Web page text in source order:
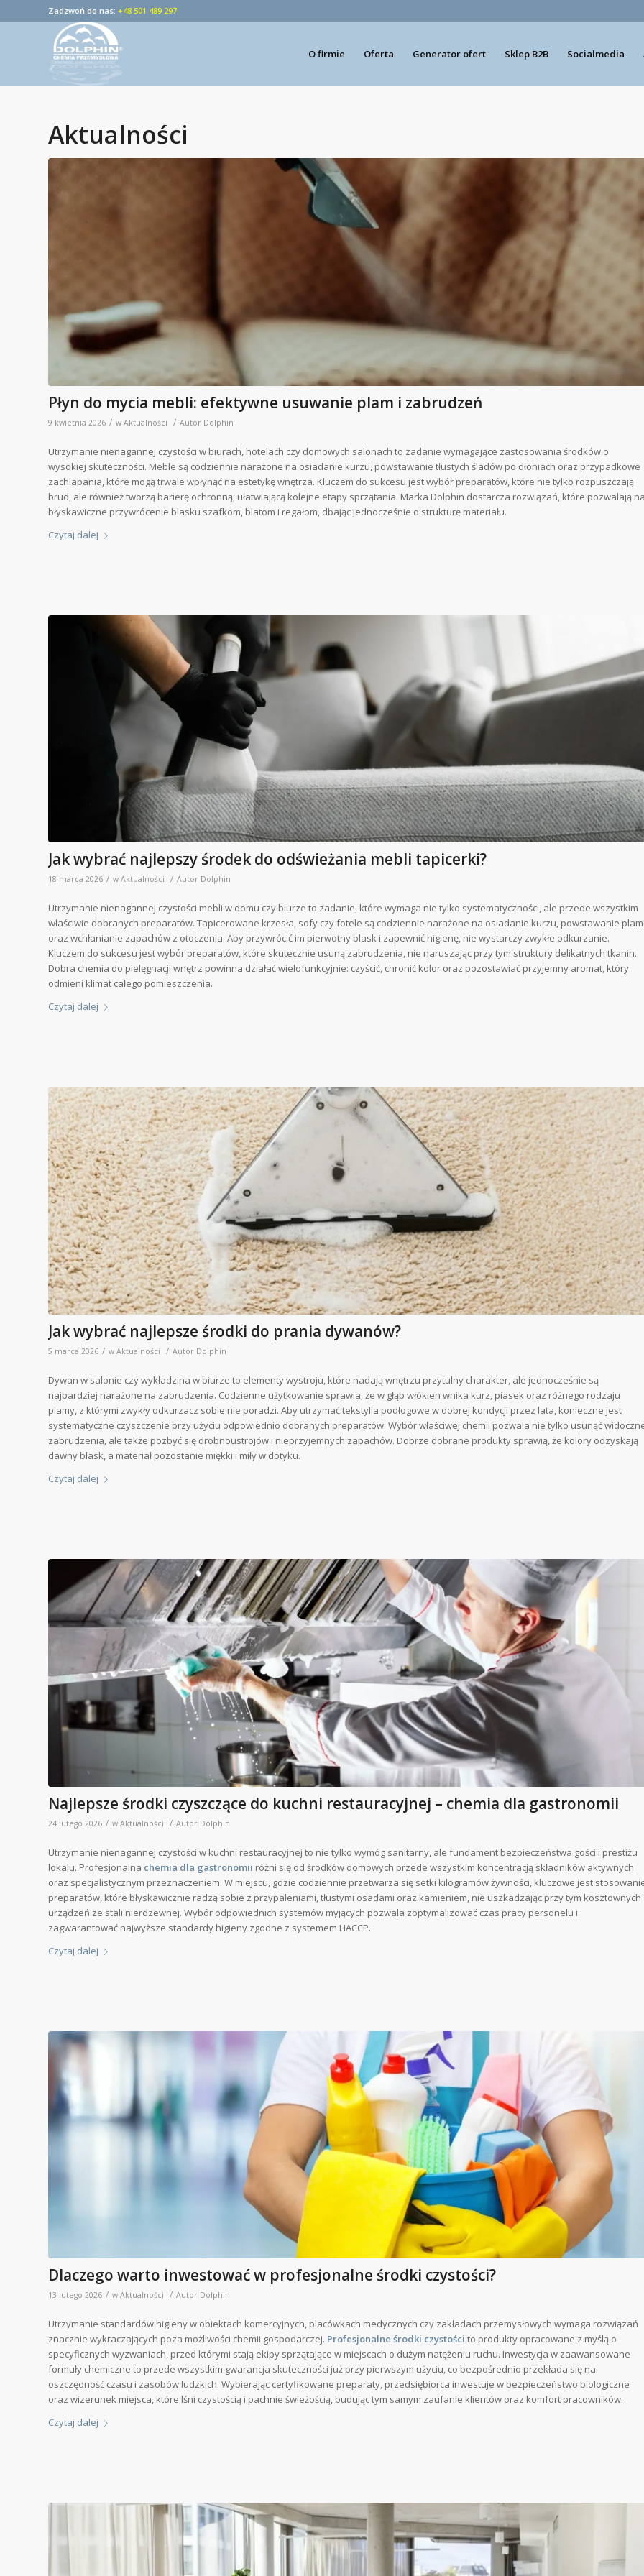
Zadzwoń do nas: +48 501 489 297
O firmie Oferta Generator ofert Sklep B2B Socialmedia
Aktualności
Płyn do mycia mebli: efektywne usuwanie plam i zabrudzeń
9 kwietnia 2026 / w Aktualności / Autor Dolphin
Utrzymanie nienagannej czystości w biurach, hotelach czy domowych salonach to zadanie wymagające zastosowania środków o
wysokiej skuteczności. Meble są codziennie narażone na osiadanie kurzu, powstawanie tłustych śladów po dłoniach oraz przypadkowe
zachlapania, które mogą trwale wpłynąć na estetykę wnętrza. Kluczem do sukcesu jest wybór preparatów, które nie tylko rozpuszczają
brud, ale również tworzą barierę ochronną, ułatwiającą kolejne etapy sprzątania. Marka Dolphin dostarcza rozwiązań, które pozwalają
błyskawiczne przywrócenie blasku szafkom, blatom i regałom, dbając jednocześnie o strukturę materiału.
Czytaj dalej
Jak wybrać najlepszy środek do odświeżania mebli tapicerki?
18 marca 2026 / w Aktualności / Autor Dolphin
Utrzymanie nienagannej czystości mebli w domu czy biurze to zadanie, które wymaga nie tylko systematyczności, ale przede wszystkim
właściwie dobranych preparatów. Tapicerowane krzesła, sofy czy fotele są codziennie narażone na osiadanie kurzu, powstawanie plam
oraz wchłanianie zapachów z otoczenia. Aby przywrócić im pierwotny blask i zapewnić higienę, nie wystarczy zwykłe odkurzanie.
Kluczem do sukcesu jest wybór preparatów, które skutecznie usuną zabrudzenia, nie naruszając przy tym struktury delikatnych tkanin.
Dobra chemia do pielęgnacji wnętrz powinna działać wielofunkcyjnie: czyścić, chronić kolor oraz pozostawiać przyjemny aromat, który
odmieni klimat całego pomieszczenia.
Czytaj dalej
Jak wybrać najlepsze środki do prania dywanów?
5 marca 2026 / w Aktualności / Autor Dolphin
Dywan w salonie czy wykładzina w biurze to elementy wystroju, które nadają wnętrzu przytulny charakter, ale jednocześnie są
najbardziej narażone na zabrudzenia. Codzienne użytkowanie sprawia, że w głąb włókien wnika kurz, piasek oraz różnego rodzaju
plamy, z którymi zwykły odkurzacz sobie nie poradzi. Aby utrzymać tekstylia podłogowe w dobrej kondycji przez lata, konieczne jest
systematyczne czyszczenie przy użyciu odpowiednio dobranych preparatów. Wybór właściwej chemii pozwala nie tylko usunąć
zabrudzenia, ale także pozbyć się drobnoustrojów i nieprzyjemnych zapachów. Dobrze dobrane produkty sprawią, że kolory odzyskają
dawny blask, a materiał pozostanie miękki i miły w dotyku.
Czytaj dalej
Najlepsze środki czyszczące do kuchni restauracyjnej – chemia dla gastronomii
24 lutego 2026 / w Aktualności / Autor Dolphin
Utrzymanie nienagannej czystości w kuchni restauracyjnej to nie tylko wymóg sanitarny, ale fundament bezpieczeństwa gości i prestiżu
lokalu. Profesjonalna chemia dla gastronomii różni się od środków domowych przede wszystkim koncentracją składników aktywnych
oraz specjalistycznym przeznaczeniem. W miejscu, gdzie codziennie przetwarza się setki kilogramów żywności, kluczowe jest
preparatów, które błyskawicznie radzą sobie z przypaleniami, tłustymi osadami oraz kamieniem, nie uszkadzając przy tym kosztownych
urządzeń ze stali nierdzewnej. Wybór odpowiednich systemów myjących pozwala zoptymalizować czas pracy personelu i
zagwarantować najwyższe standardy higieny zgodne z systemem HACCP.
Czytaj dalej
Dlaczego warto inwestować w profesjonalne środki czystości?
13 lutego 2026 / w Aktualności / Autor Dolphin
Utrzymanie standardów higieny w obiektach komercyjnych, placówkach medycznych czy zakładach przemysłowych wymaga rozwiązań
znacznie wykraczających poza możliwości chemii gospodarczej. Profesjonalne środki czystości to produkty opracowane z myślą o
specyficznych wyzwaniach, przed którymi stają ekipy sprzątające w miejscach o dużym natężeniu ruchu. Inwestycja w zaawansowane
formuły chemiczne to przede wszystkim gwarancja skuteczności już przy pierwszym użyciu, co bezpośrednio przekłada się na
oszczędność czasu i zasobów ludzkich. Wybierając certyfikowane preparaty, przedsiębiorca inwestuje w bezpieczeństwo biologiczne
oraz wizerunek miejsca, które lśni czystością i pachnie świeżością, budując tym samym zaufanie klientów oraz komfort pracowników.
Czytaj dalej